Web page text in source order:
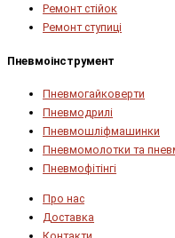
Ремонт стійок
Ремонт ступиці
Пневмоінструмент
Пневмогайковерти
Пневмодрилі
Пневмошліфмашинки
Пневмомолотки та
Пневмофітінгі
Про нас
Доставка